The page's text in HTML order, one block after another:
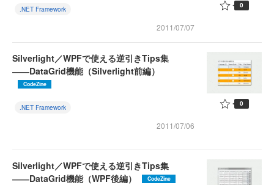
.NET Framework
2011/07/07
0
Silverlight／WPFで使える逆引きTips集
――DataGrid機能（Silverlight前編）
CodeZine
.NET Framework
2011/07/06
0
Silverlight／WPFで使える逆引きTips集
――DataGrid機能（WPF後編）
CodeZine